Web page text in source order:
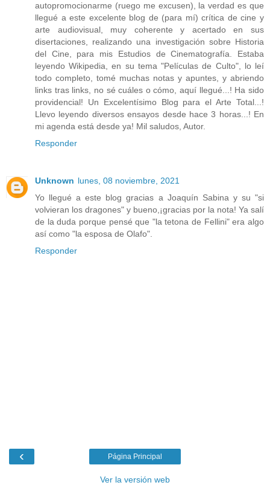
autopromocionarme (ruego me excusen), la verdad es que
llegué a este excelente blog de (para mí) crítica de cine y
arte audiovisual, muy coherente y acertado en sus
disertaciones, realizando una investigación sobre Historia
del Cine, para mis Estudios de Cinematografía. Estaba
leyendo Wikipedia, en su tema "Películas de Culto", lo leí
todo completo, tomé muchas notas y apuntes, y abriendo
links tras links, no sé cuáles o cómo, aquí llegué...! Ha sido
providencial! Un Excelentísimo Blog para el Arte Total...!
Llevo leyendo diversos ensayos desde hace 3 horas...! En
mi agenda está desde ya! Mil saludos, Autor.
Responder
Unknown lunes, 08 noviembre, 2021
Yo llegué a este blog gracias a Joaquín Sabina y su "si
volvieran los dragones" y bueno,¡gracias por la nota! Ya salí
de la duda porque pensé que "la tetona de Fellini" era algo
así como "la esposa de Olafo".
Responder
‹ Página Principal
Ver la versión web